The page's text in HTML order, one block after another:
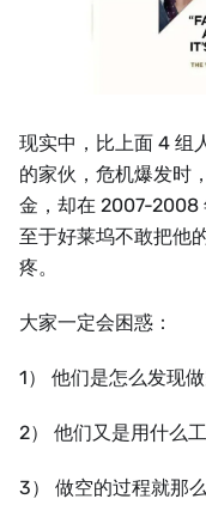
现实中，比上面 4 组
的家伙，危机爆发时
金，却在 2007-2008
至于好莱坞不敢把他
疼。
大家一定会困惑：
1） 他们是怎么发现
2） 他们又是用什么
3） 做空的过程就那